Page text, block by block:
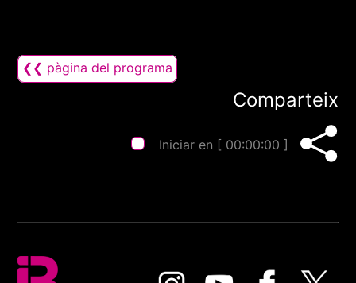
❮❮ pàgina del programa
Comparteix
Iniciar en [ 00:00:00 ]